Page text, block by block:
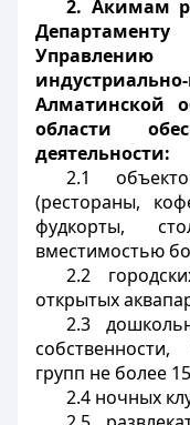
2. Акимам
Управлению
Алматинской
области
деятельности:
2.1
(рестораны,
фудкорты,
вместимостью
2.2
открытых
2.3
групп не более
2.4 ночных